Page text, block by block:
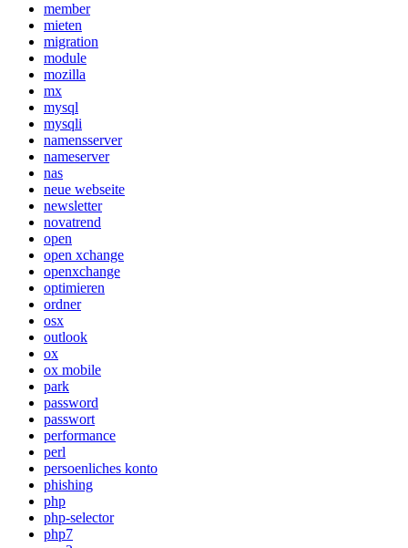
member
mieten
migration
module
mozilla
mx
mysql
mysqli
namensserver
nameserver
nas
neue webseite
newsletter
novatrend
open
open xchange
openxchange
optimieren
ordner
osx
outlook
ox
ox mobile
park
password
passwort
performance
perl
persoenliches konto
phishing
php
php-selector
php7